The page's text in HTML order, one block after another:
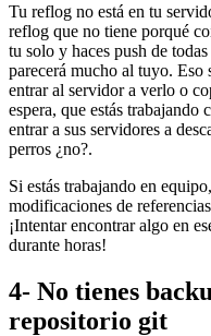
Tu reflog no está en tu
reflog que no tiene porqué
tu solo y haces push de
parecerá mucho al tuyo. Eso
entrar al servidor a verlo o
espera, que estás
entrar a sus servidores a
perros ¿no?.
Si estás trabajando en
modificaciones de
¡Intentar encontrar algo en
durante horas!
4- No tienes
repositorio git